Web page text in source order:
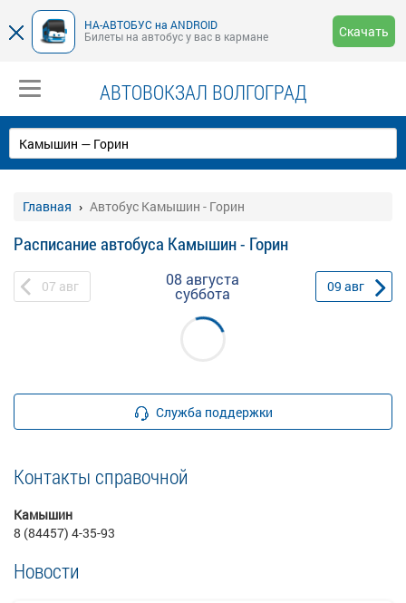
НА-АВТОБУС на ANDROID
Билеты на автобус у вас в кармане
Скачать
АВТОВОКЗАЛ ВОЛГОГРАД
Главная Автобус Камышин - Горин
Расписание автобуса Камышин - Горин
07 авг 08 августа
суббота 09 авг
Служба поддержки
Контакты справочной
Камышин
8 (84457) 4-35-93
Новости